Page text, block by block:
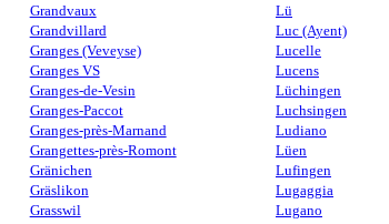
Grandvaux
Grandvillard
Granges (Veveyse)
Granges VS
Granges-de-Vesin
Granges-Paccot
Granges-près-Marnand
Grangettes-près-Romont
Gränichen
Gräslikon
Grasswil
Lü
Luc (Ayent)
Lucelle
Lucens
Lüchingen
Luchsingen
Ludiano
Lüen
Lufingen
Lugaggia
Lugano